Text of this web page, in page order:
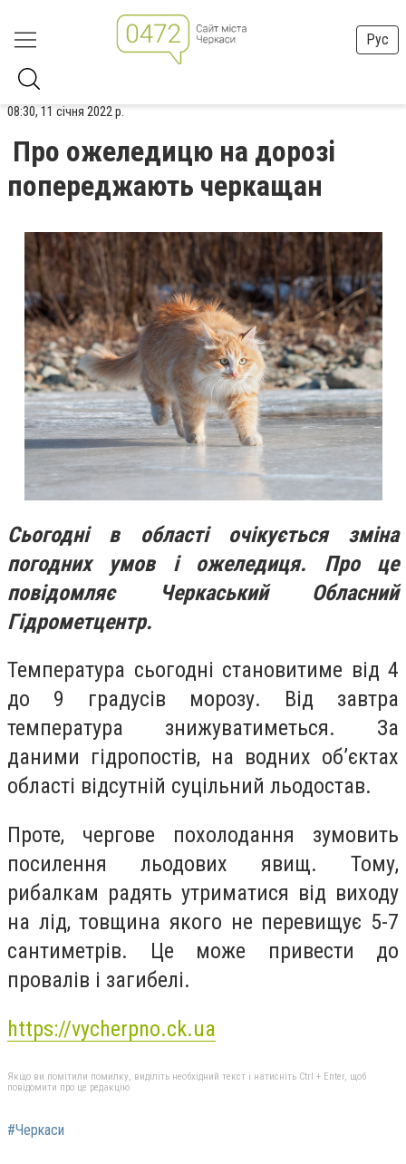
Рус
08:30, 11 січня 2022 р.
Про ожеледицю на дорозі
попереджають черкащан
Сьогодні в області очікується зміна
погодних умов і ожеледиця. Про це
повідомляє Черкаський Обласний
Гідрометцентр.
Температура сьогодні становитиме від 4
до 9 градусів морозу. Від завтра
температура знижуватиметься. За
даними гідропостів, на водних об’єктах
області відсутній суцільний льодостав.
Проте, чергове похолодання зумовить
посилення льодових явищ. Тому,
рибалкам радять утриматися від виходу
на лід, товщина якого не перевищує 5-7
сантиметрів. Це може привести до
провалів і загибелі.
https://vycherpno.ck.ua
Якщо ви помітили помилку, виділіть необхідний текст і натисніть Ctrl + Enter, щоб
повідомити про це редакцію
#Черкаси